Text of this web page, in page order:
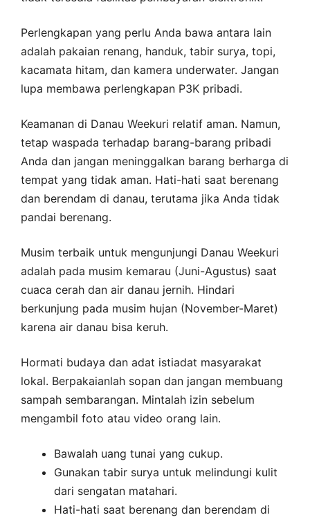
Perlengkapan yang perlu Anda bawa antara lain
adalah pakaian renang, handuk, tabir surya, topi,
kacamata hitam, dan kamera underwater. Jangan
lupa membawa perlengkapan P3K pribadi.
Keamanan di Danau Weekuri relatif aman. Namun,
tetap waspada terhadap barang-barang pribadi
Anda dan jangan meninggalkan barang berharga di
tempat yang tidak aman. Hati-hati saat berenang
dan berendam di danau, terutama jika Anda tidak
pandai berenang.
Musim terbaik untuk mengunjungi Danau Weekuri
adalah pada musim kemarau (Juni-Agustus) saat
cuaca cerah dan air danau jernih. Hindari
berkunjung pada musim hujan (November-Maret)
karena air danau bisa keruh.
Hormati budaya dan adat istiadat masyarakat
lokal. Berpakaianlah sopan dan jangan membuang
sampah sembarangan. Mintalah izin sebelum
mengambil foto atau video orang lain.
Bawalah uang tunai yang cukup.
Gunakan tabir surya untuk melindungi kulit
dari sengatan matahari.
Hati-hati saat berenang dan berendam di